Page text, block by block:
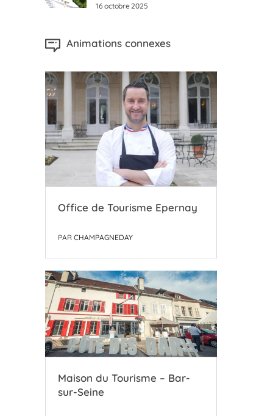
16 octobre 2025
Animations connexes
Office de Tourisme Epernay
PAR CHAMPAGNEDAY
Maison du Tourisme – Bar-
sur-Seine